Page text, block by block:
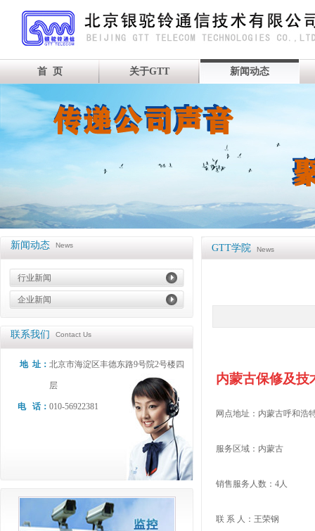
首 页 关于GTT 新闻动态
新闻动态 News
行业新闻
企业新闻
联系我们 Contact Us
地 址： 北京市海淀区丰德东路9号院2号楼四
层
电 话： 010-56922381
GTT学院 News
内蒙古保修及技
网点地址： 内蒙古呼和浩
服务区域 ：内蒙古
销售服务人数： 4人
联 系 人：王荣钢